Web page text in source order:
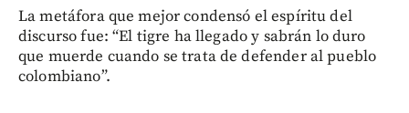
La metáfora que mejor condensó el espíritu del
discurso fue: “El tigre ha llegado y sabrán lo duro
que muerde cuando se trata de defender al pueblo
colombiano”.